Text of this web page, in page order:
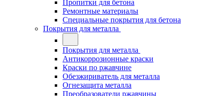
Пропитки для бетона
Ремонтные материалы
Специальные покрытия для бетона
Покрытия для металла
Покрытия для металла
Антикоррозионные краски
Краски по ржавчине
Обезжириватель для металла
Огнезащита металла
Преобразователи ржавчины